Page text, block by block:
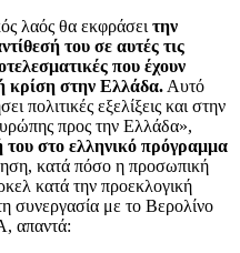
λαός θα εκφράσει την
του σε αυτές τις
που έχουν
κρίση στην Ελλάδα. Αυτό
πολιτικές εξελίξεις και στην
προς την Ελλάδα»,
του στο ελληνικό πρόγραμμα
κατά πόσο η προσωπική
κατά την προεκλογική
συνεργασία με το Βερολίνο
απαντά: